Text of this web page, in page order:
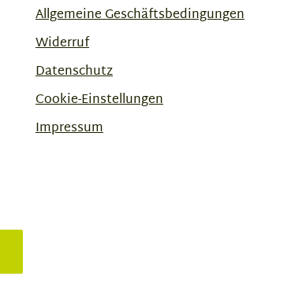
Allgemeine Geschäftsbedingungen
Widerruf
Datenschutz
Cookie-Einstellungen
Impressum